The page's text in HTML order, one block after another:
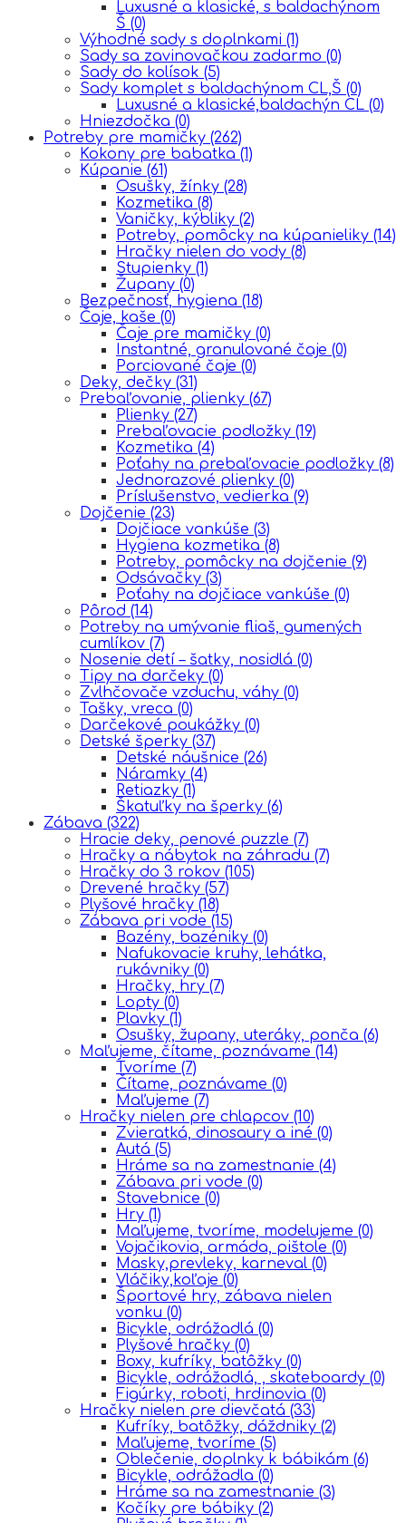
Luxusné a klasické, s baldachýnom
Š (0)
Výhodné sady s doplnkami (1)
Sady sa zavinovačkou zadarmo (0)
Sady do kolísok (5)
Sady komplet s baldachýnom CL,Š (0)
Luxusné a klasické,baldachýn CL (0)
Hniezdočka (0)
Potreby pre mamičky (262)
Kokony pre babatka (1)
Kúpanie (61)
Osušky, žínky (28)
Kozmetika (8)
Vaničky, kýbliky (2)
Potreby, pomôcky na kúpanieliky (14)
Hračky nielen do vody (8)
Stupienky (1)
Župany (0)
Bezpečnosť, hygiena (18)
Čaje, kaše (0)
Čaje pre mamičky (0)
Instantné, granulované čaje (0)
Porciované čaje (0)
Deky, dečky (31)
Prebaľovanie, plienky (67)
Plienky (27)
Prebaľovacie podložky (19)
Kozmetika (4)
Poťahy na prebaľovacie podložky (8)
Jednorazové plienky (0)
Príslušenstvo, vedierka (9)
Dojčenie (23)
Dojčiace vankúše (3)
Hygiena kozmetika (8)
Potreby, pomôcky na dojčenie (9)
Odsávačky (3)
Poťahy na dojčiace vankúše (0)
Pôrod (14)
Potreby na umývanie fliaš, gumených
cumlíkov (7)
Nosenie detí – šatky, nosidlá (0)
Tipy na darčeky (0)
Zvlhčovače vzduchu, váhy (0)
Tašky, vreca (0)
Darčekové poukážky (0)
Detské šperky (37)
Detské náušnice (26)
Náramky (4)
Retiazky (1)
Škatuľky na šperky (6)
Zábava (322)
Hracie deky, penové puzzle (7)
Hračky a nábytok na záhradu (7)
Hračky do 3 rokov (105)
Drevené hračky (57)
Plyšové hračky (18)
Zábava pri vode (15)
Bazény, bazéniky (0)
Nafukovacie kruhy, lehátka,
rukávniky (0)
Hračky, hry (7)
Lopty (0)
Plavky (1)
Osušky, župany, uteráky, ponča (6)
Maľujeme, čítame, poznávame (14)
Tvoríme (7)
Čítame, poznávame (0)
Maľujeme (7)
Hračky nielen pre chlapcov (10)
Zvieratká, dinosaury a iné (0)
Autá (5)
Hráme sa na zamestnanie (4)
Zábava pri vode (0)
Stavebnice (0)
Hry (1)
Maľujeme, tvoríme, modelujeme (0)
Vojačikovia, armáda, pištole (0)
Masky,prevleky, karneval (0)
Vláčiky,koľaje (0)
Športové hry, zábava nielen
vonku (0)
Bicykle, odrážadlá (0)
Plyšové hračky (0)
Boxy, kufríky, batôžky (0)
Bicykle, odrážadlá, , skateboardy (0)
Figúrky, roboti, hrdinovia (0)
Hračky nielen pre dievčatá (33)
Kufríky, batôžky, dáždniky (2)
Maľujeme, tvoríme (5)
Oblečenie, doplnky k bábikám (6)
Bicykle, odrážadla (0)
Hráme sa na zamestnanie (3)
Kočíky pre bábiky (2)